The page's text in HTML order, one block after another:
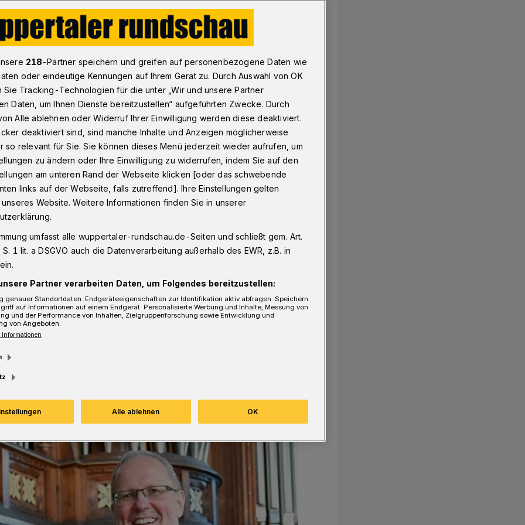
Wuppertal: „… und vergiss nicht …“
„… und vergiss
Konzert erinnern der jüdisch-
und Kantor Thorsten Pech an die
Auschwitz vor 80 Jahren. Es
2025) um 16 Uhr in der
15). Der Eintritt ist frei, um Spenden am
218-Partner speichern und greifen auf personenbezogene Daten wie
oder eindeutige Kennungen auf Ihrem Gerät zu. Durch Auswahl von OK
Sie Tracking-Technologien für die unter „Wir und unsere Partner
Daten, um Ihnen Dienste bereitzustellen“ aufgeführten Zwecke. Durch
Alle ablehnen oder Widerruf Ihrer Einwilligung werden diese deaktiviert.
deaktiviert sind, sind manche Inhalte und Anzeigen möglicherweise
so relevant für Sie. Sie können dieses Menü jederzeit wieder aufrufen, um
zu ändern oder Ihre Einwilligung zu widerrufen, indem Sie auf den
am unteren Rand der Webseite klicken [oder das schwebende
links auf der Webseite, falls zutreffend]. Ihre Einstellungen gelten
Website. Weitere Informationen finden Sie in unserer
umfasst alle wuppertaler-rundschau.de-Seiten und schließt gem. Art.
1 lit. a DSGVO auch die Datenverarbeitung außerhalb des EWR, z.B. in
Partner verarbeiten Daten, um Folgendes bereitzustellen:
genauer Standortdaten. Endgeräteeigenschaften zur Identifikation aktiv abfragen. Speichern
auf Informationen auf einem Endgerät. Personalisierte Werbung und Inhalte, Messung von
und der Performance von Inhalten, Zielgruppenforschung sowie Entwicklung und
von Angeboten.
Alle ablehnen OK